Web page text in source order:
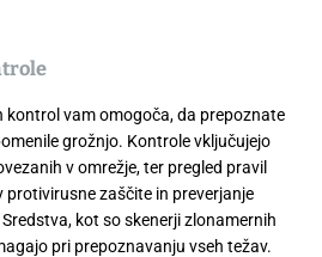
kontrol vam omogoča, da prepoznate
grožnjo. Kontrole vključujejo
v omrežje, ter pregled pravil
zaščite in preverjanje
kot so skenerji zlonamernih
pri prepoznavanju vseh težav.